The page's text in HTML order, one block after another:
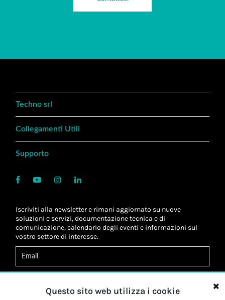
Techno srl
Collegamenti Utili
Supporto
Iscriviti alla newsletter e rimani aggiornato su nuove
soluzioni e servizi, documentazione tecnica e di
comunicazione, calendario degli eventi e informazioni sul
vostro settore di interesse.
Letta l'informativa, autorizzo altrattamento dei miei dati
personali*
Questo sito web utilizza i cookie